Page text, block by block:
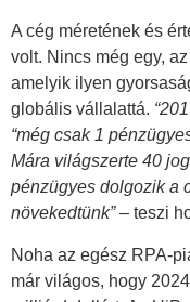
A cég méretének és
volt. Nincs még egy,
amelyik ilyen
globális vállalattá.
“még csak 1
Mára világszerte 40
pénzügyes dolgozik a
növekedtünk”– teszi
Noha az egész RPA-
már világos, hogy